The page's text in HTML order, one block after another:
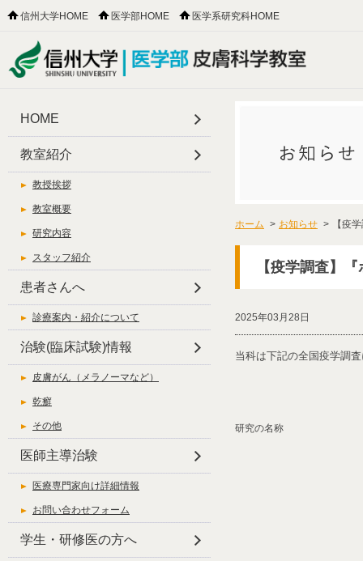
信州大学HOME 医学部HOME 医学系研究科HOME
HOME
教室紹介
教授挨拶
教室概要
研究内容
スタッフ紹介
患者さんへ
診療案内・紹介について
治験(臨床試験)情報
皮膚がん（メラノーマなど）
乾癬
その他
医師主導治験
医療専門家向け詳細情報
お問い合わせフォーム
学生・研修医の方へ
ホーム > お知らせ > 【疫
【疫学調査】
2025年03月28日
当科は下記の全国疫学調
研究の名称